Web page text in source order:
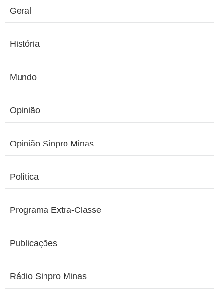
Geral
História
Mundo
Opinião
Opinião Sinpro Minas
Política
Programa Extra-Classe
Publicações
Rádio Sinpro Minas